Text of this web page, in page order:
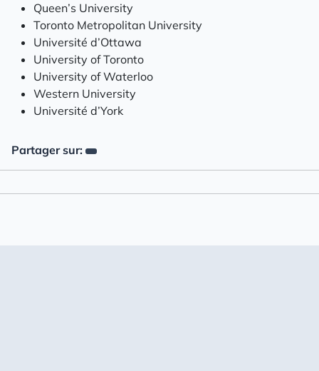
Queen’s University
Toronto Metropolitan University
Université d’Ottawa
University of Toronto
University of Waterloo
Western University
Université d’York
Partager sur: